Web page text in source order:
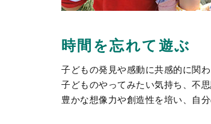
時間を忘れて遊ぶ
子どもの発見や感動に共感的に関
子どものやってみたい気持ち、不
豊かな想像力や創造性を培い、自